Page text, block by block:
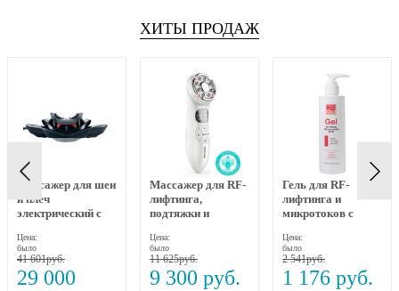
ХИТЫ ПРОДАЖ
Массажер для шеи
и плеч
электрический с
вытяжением и
прогревом MEDI
NECK MYTREX
Цена:
было
41 601
29 000
Массажер для RF-
лифтинга,
подтяжки и
RF-1607, Gezatone
Цена:
было
11 625
9 300
Гель для RF-
лифтинга и
микротоков с
пептидами и
бакучиолом 250
мл Beauty Style
Цена:
было
2 541
1 176